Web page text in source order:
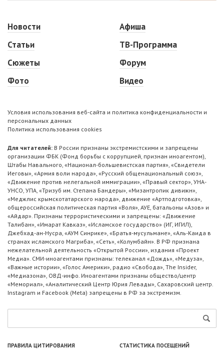
Новости
Статьи
Сюжеты
Фото
Афиша
ТВ-Программа
Форум
Видео
Условия использования веб-сайта и политика конфиденциальности и
персональных данных
Политика использования cookies
Для читателей: В России признаны экстремистскими и запрещены
организации ФБК (Фонд борьбы с коррупцией, признан иноагентом),
Штабы Навального, «Национал-большевистская партия», «Свидетели
Иеговы», «Армия воли народа», «Русский общенациональный союз»,
«Движение против нелегальной иммиграции», «Правый сектор», УНА-
УНСО, УПА, «Тризуб им. Степана Бандеры», «Мизантропик дивижн»,
«Меджлис крымскотатарского народа», движение «Артподготовка»,
общероссийская политическая партия «Воля», АУЕ, батальоны «Азов» и
«Айдар». Признаны террористическими и запрещены: «Движение
Талибан», «Имарат Кавказ», «Исламское государство» (ИГ, ИГИЛ),
Джебхад-ан-Нусра, «АУМ Синрике», «Братья-мусульмане», «Аль-Каида в
странах исламского Магриба», «Сеть», «Колумбайн». В РФ признана
нежелательной деятельность «Открытой России», издания «Проект
Медиа». СМИ-иноагентами признаны: телеканал «Дождь», «Медуза»,
«Важные истории», «Голос Америки», радио «Свобода», The Insider,
«Медиазона», ОВД-инфо. Иноагентами признаны общество/центр
«Мемориал», «Аналитический Центр Юрия Левады», Сахаровский центр.
Instagram и Facebook (Metа) запрещены в РФ за экстремизм.
ПРАВИЛА ЦИТИРОВАНИЯ СТАТИСТИКА ПОСЕЩЕНИЙ